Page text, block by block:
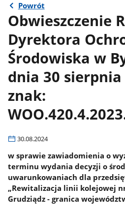
Powrót
Obwieszczenie
Dyrektora
Środowiska w
dnia 30 sierpnia
znak:
30.08.2024
w sprawie zawiadomienia o
terminu wydania decyzji o
uwarunkowaniach dla
„Rewitalizacja linii kolejowej
Grudziądz - granica